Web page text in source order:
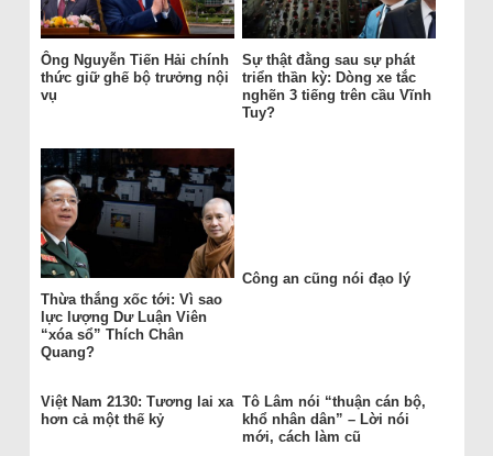
Ông Nguyễn Tiến Hải chính
thức giữ ghế bộ trưởng nội
vụ
Sự thật đằng sau sự phát
triển thần kỳ: Dòng xe tắc
nghẽn 3 tiếng trên cầu Vĩnh
Tuy?
Thừa thắng xốc tới: Vì sao
lực lượng Dư Luận Viên
“xóa sổ” Thích Chân
Quang?
Công an cũng nói đạo lý
Việt Nam 2130: Tương lai xa
hơn cả một thế kỷ
Tô Lâm nói “thuận cán bộ,
khổ nhân dân” – Lời nói
mới, cách làm cũ